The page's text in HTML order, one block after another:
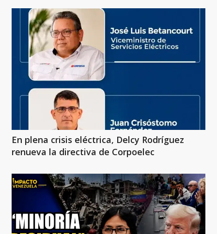
En plena crisis eléctrica, Delcy Rodríguez
renueva la directiva de Corpoelec